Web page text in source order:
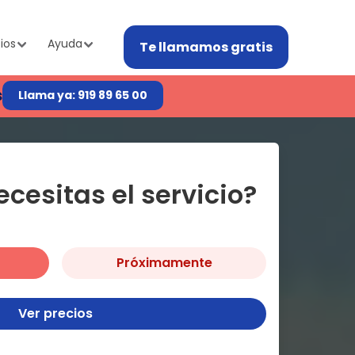
Ayuda Te llamamos gratis
Llama ya: 919 89 65 00
el servicio?
Próximamente
Ver precios